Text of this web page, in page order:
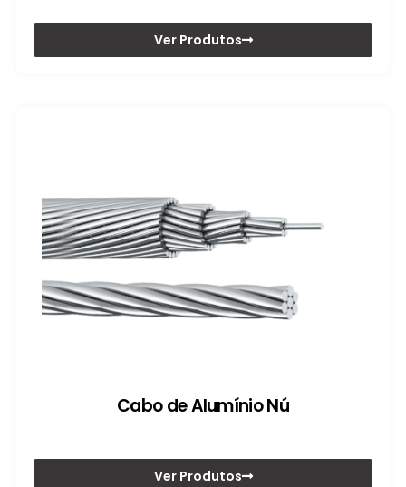
Ver Produtos
Cabo de Alumínio Nú
Ver Produtos